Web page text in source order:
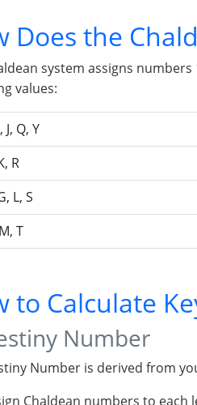
Does the
system assigns
values:
J, Q, Y
R
L, S
T
to Calculate
Number
Number is derived from
Chaldean numbers to each